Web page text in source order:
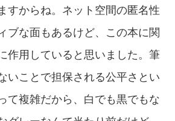
すからね。ネット空間の匿名性
ブな面もあるけど、この本に関
作用していると思いました。筆
いことで担保される公平さとい
て複雑だから、白でも黒でもな